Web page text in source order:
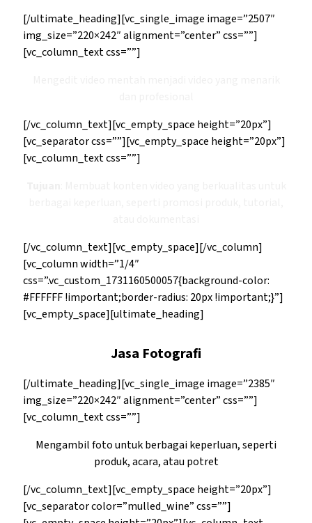
[/ultimate_heading][vc_single_image image=”2507″
img_size=”220×242″ alignment=”center” css=””]
[vc_column_text css=””]
[/vc_column_text][vc_empty_space height=”20px”]
[vc_separator css=””][vc_empty_space height=”20px”]
[vc_column_text css=””]
[/vc_column_text][vc_empty_space][/vc_column]
[vc_column width=”1/4″
css=”.vc_custom_1731160500057{background-color:
#FFFFFF !important;border-radius: 20px !important;}”]
[vc_empty_space][ultimate_heading]
Jasa Fotografi
[/ultimate_heading][vc_single_image image=”2385″
img_size=”220×242″ alignment=”center” css=””]
[vc_column_text css=””]
Mengambil foto untuk berbagai keperluan, seperti
produk, acara, atau potret
[/vc_column_text][vc_empty_space height=”20px”]
[vc_separator color=”mulled_wine” css=””]